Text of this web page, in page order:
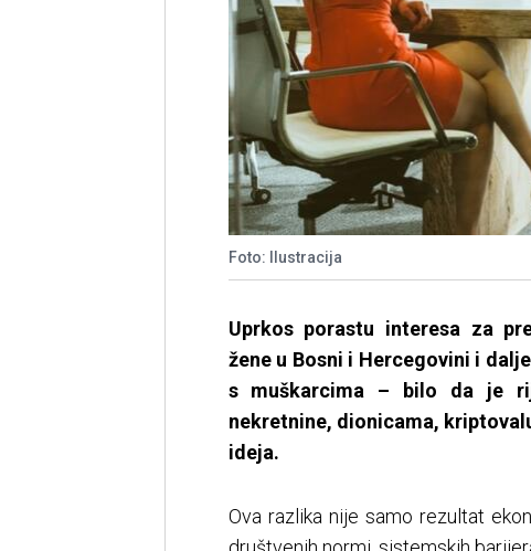
Foto: Ilustracija
Uprkos porastu interesa za
žene u Bosni i Hercegovini i
s muškarcima – bilo da je
nekretnine, dionicama,
ideja.
Ova razlika nije samo rezultat